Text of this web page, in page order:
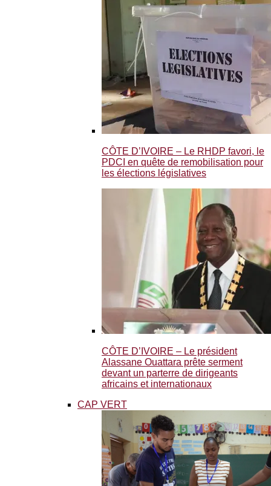
CÔTE D’IVOIRE – Le RHDP favori, le
PDCI en quête de remobilisation pour
les élections législatives
CÔTE D’IVOIRE – Le président
Alassane Ouattara prête serment
devant un parterre de dirigeants
africains et internationaux
CAP VERT